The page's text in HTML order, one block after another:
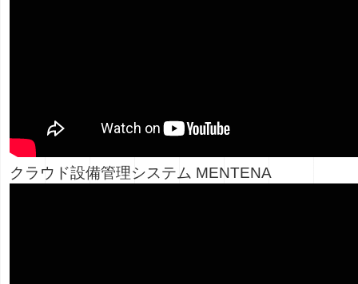
クラウド設備管理システム MENTENA